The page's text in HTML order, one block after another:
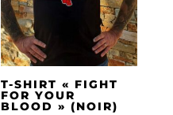
T-SHIRT « FIGHT
FOR YOUR
BLOOD » (NOIR)